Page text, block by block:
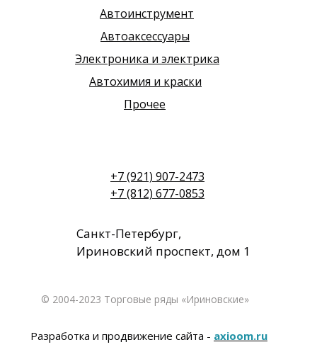
+7 (921) 907-2473
+7 (812) 677-0853
© 2004-2023 Торговые ряды «Ириновские»
Разработка и продвижение сайта - axioom.ru
Прочее
Автохимия и краски
Электроника и электрика
Автоаксессуары
Автоинструмент
Санкт-Петербург,
Ириновский проспект, дом 1